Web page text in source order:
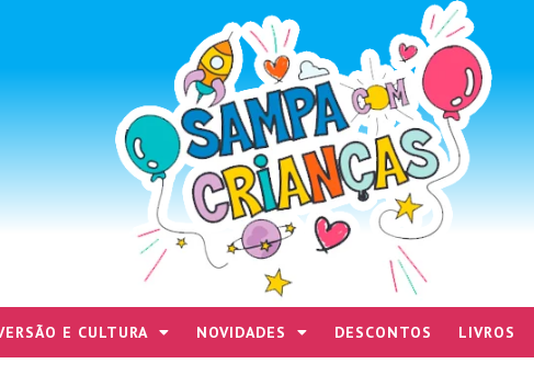
E CULTURA NOVIDADES DESCONTOS LIVROS